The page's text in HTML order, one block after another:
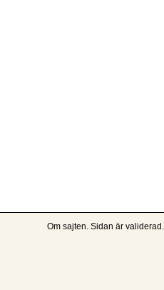
Om sajten. Sidan är validerad